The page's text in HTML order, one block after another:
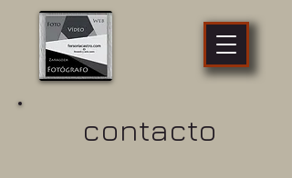
fotógrafo
profesional
Zaragoza
contacto